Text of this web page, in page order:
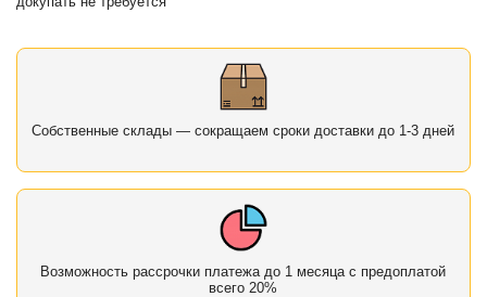
Собственные склады — сокращаем сроки доставки до 1-3 дней
Возможность рассрочки платежа до 1 месяца с предоплатой
всего 20%